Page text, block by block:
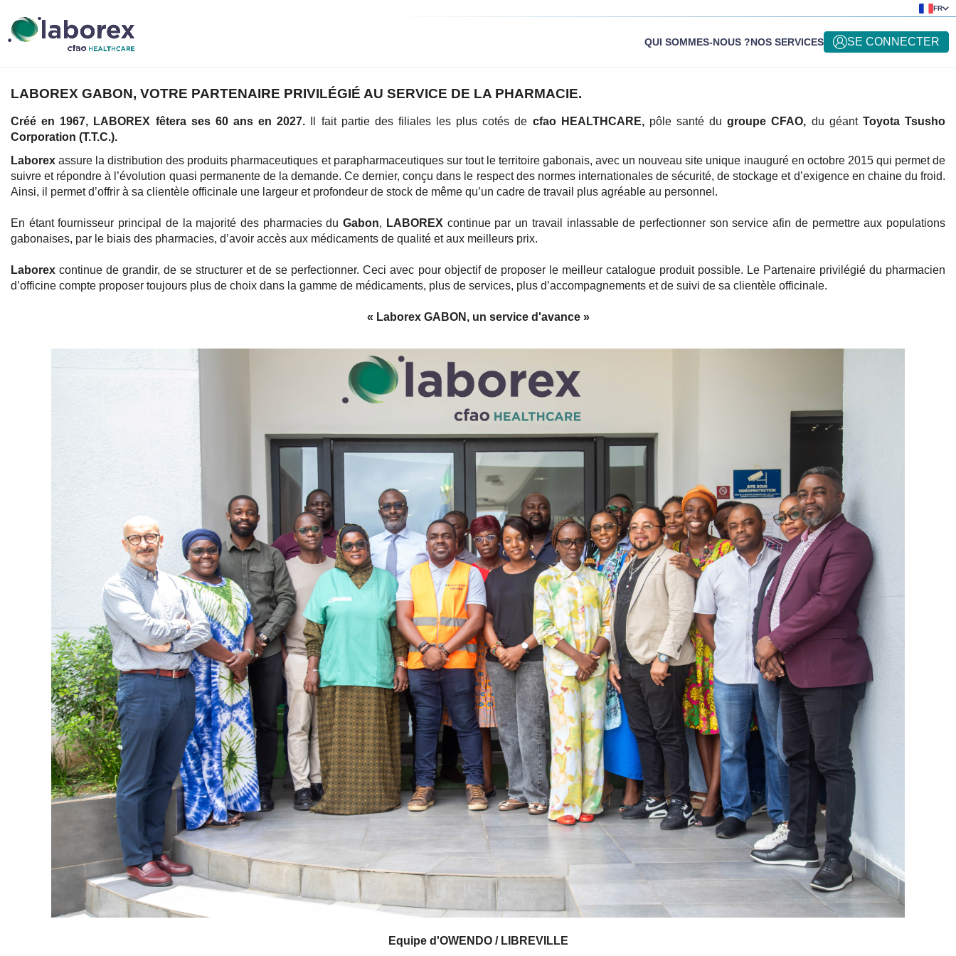
FR
QUI SOMMES-NOUS ?NOS SERVICES SE CONNECTER
QUI SOMMES-NOUS ?
NOS SERVICES
SE CONNECTER
LABOREX GABON, VOTRE PARTENAIRE PRIVILÉGIÉ AU SERVICE DE LA PHARMACIE.
Créé en 1967, LABOREX fêtera ses 60 ans en 2027. Il fait partie des filiales les plus cotés de cfao HEALTHCARE, pôle santé du groupe CFAO, du géantToyota Tsusho
Corporation (T.T.C.).
Laborexassure la distribution des produits pharmaceutiques et parapharmaceutiques sur tout le territoire gabonais, avec un nouveau site unique inauguré en octobre 2015 qui permet de
suivre et répondre à l’évolution quasi permanente de la demande. Ce dernier, conçu dans le respect des normes internationales de sécurité, de stockage et d’exigence en chaine du froid.
Ainsi, il permet d’offrir à sa clientèle officinale une largeur et profondeur de stock de même qu’un cadre de travail plus agréable au personnel.
En étant fournisseur principal de la majorité des pharmacies duGabon, LABOREX continue par un travail inlassable de perfectionner son service afin de permettre aux populations
gabonaises, par le biais des pharmacies, d’avoir accès aux médicaments de qualité et aux meilleurs prix.
Laborexcontinue de grandir, de se structurer et de se perfectionner. Ceci avec pour objectif de proposer le meilleur catalogue produit possible. Le Partenaire privilégié du pharmacien
d’officine compte proposer toujours plus de choix dans la gamme de médicaments, plus de services, plus d’accompagnements et de suivi de sa clientèle officinale.
« Laborex GABON, un service d'avance »
Equipe d'OWENDO / LIBREVILLE